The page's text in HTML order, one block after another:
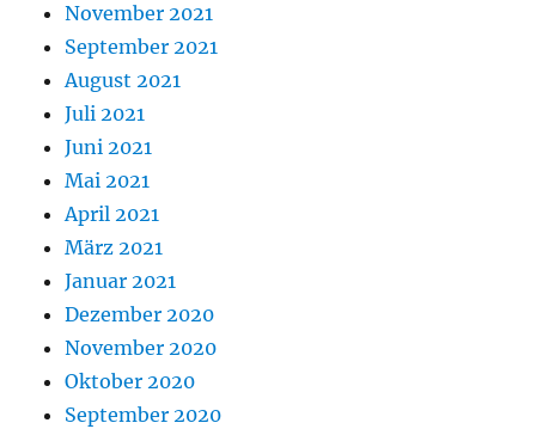
November 2021
September 2021
August 2021
Juli 2021
Juni 2021
Mai 2021
April 2021
März 2021
Januar 2021
Dezember 2020
November 2020
Oktober 2020
September 2020